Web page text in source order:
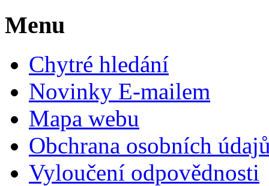
Menu
Chytré hledání
Novinky E-mailem
Mapa webu
Obchrana osobních
Vyloučení odpovědnosti